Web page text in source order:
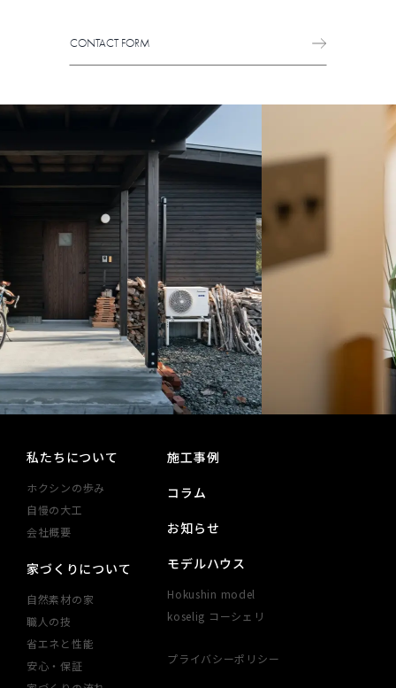
CONTACT FORM
私たちについて
ホクシンの歩み
自慢の大工
会社概要
家づくりについて
自然素材の家
職人の技
省エネと性能
安心・​保証​
施工事例
コラム
お知らせ
モデルハウス
Hokushin model
koselig コーシェリ
プライバシーポリシー